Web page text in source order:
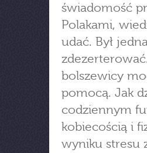
świadomość
Polakami,
udać. Był
bolszewicy
pomocą. Jak
codziennym
kobiecością i
wyniku stresu